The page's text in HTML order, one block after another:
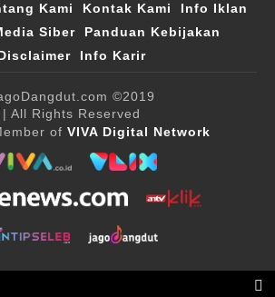
Kami Kontak Kami
Info Iklan
Siber
Panduan Kebijakan
Info Karir
©2019
| All Rights Reserved
of VIVA Digital Network
